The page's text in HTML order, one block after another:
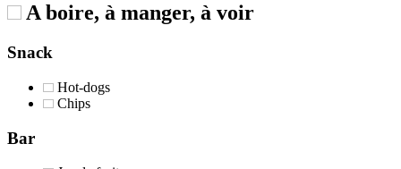
A boire, à manger, à voir
Snack
Hot-dogs
Chips
Bar